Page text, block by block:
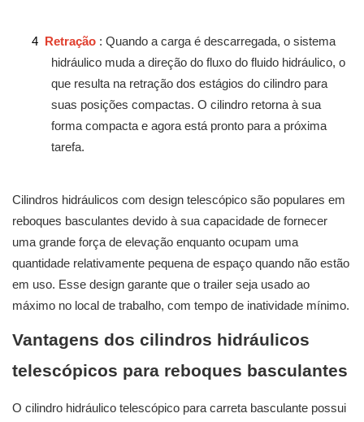
4 Retração : Quando a carga é descarregada, o sistema
hidráulico muda a direção do fluxo do fluido hidráulico, o
que resulta na retração dos estágios do cilindro para
suas posições compactas. O cilindro retorna à sua
forma compacta e agora está pronto para a próxima
tarefa.
Cilindros hidráulicos com design telescópico são populares em
reboques basculantes devido à sua capacidade de fornecer
uma grande força de elevação enquanto ocupam uma
quantidade relativamente pequena de espaço quando não estão
em uso. Esse design garante que o trailer seja usado ao
máximo no local de trabalho, com tempo de inatividade mínimo.
Vantagens dos cilindros hidráulicos
telescópicos para reboques basculantes
O cilindro hidráulico telescópico para carreta basculante possui